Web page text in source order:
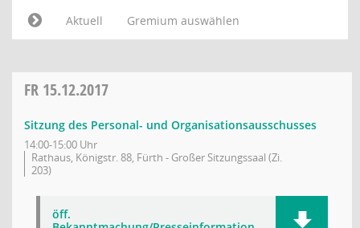
Aktuell
Gremium auswählen
FR 15.12.2017
Sitzung des Personal- und Organisationsausschusses
14:00-15:00 Uhr
Rathaus, Königstr. 88, Fürth - Großer Sitzungssaal (Zi.
203)
öff.